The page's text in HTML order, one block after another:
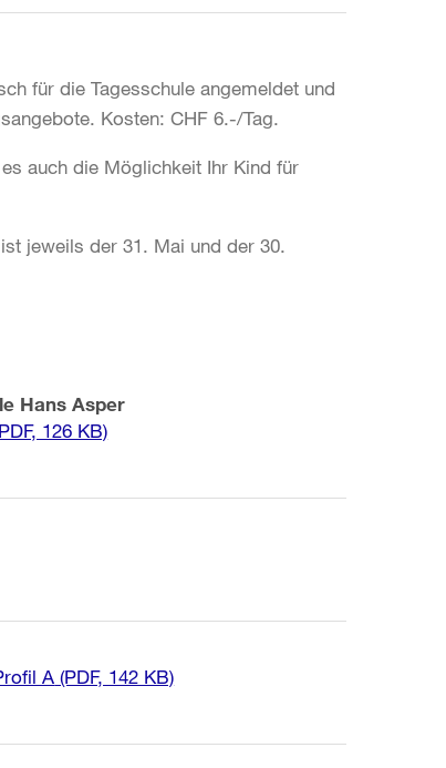
für die Tagesschule angemeldet und
Kosten: CHF 6.-/Tag.
auch die Möglichkeit Ihr Kind für
jeweils der 31. Mai und der 30.
Hans Asper
126 KB)
A (PDF, 142 KB)